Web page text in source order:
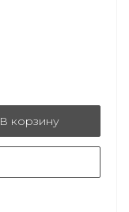
В корзину